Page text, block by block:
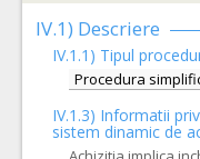
IV.1) Descriere
IV.1.1) Tipul
Procedura
IV.1.3) Informatii
sistem dinamic de